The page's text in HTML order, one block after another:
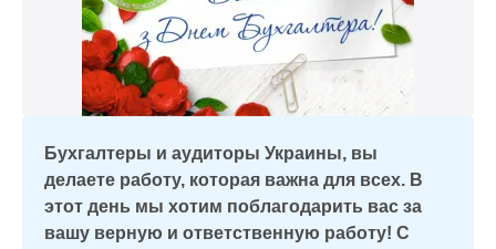
Бухгалтеры и аудиторы Украины, вы
делаете работу, которая важна для всех. В
этот день мы хотим поблагодарить вас за
вашу верную и ответственную работу! С